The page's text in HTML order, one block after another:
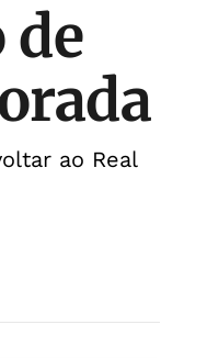
ao Real